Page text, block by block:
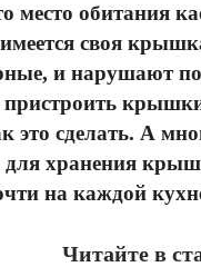
место обитания
своя
и нарушают
это сделать. А
хранения
на каждой
Читайте в